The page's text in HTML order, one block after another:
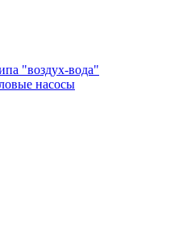
"воздух-вода"
насосы